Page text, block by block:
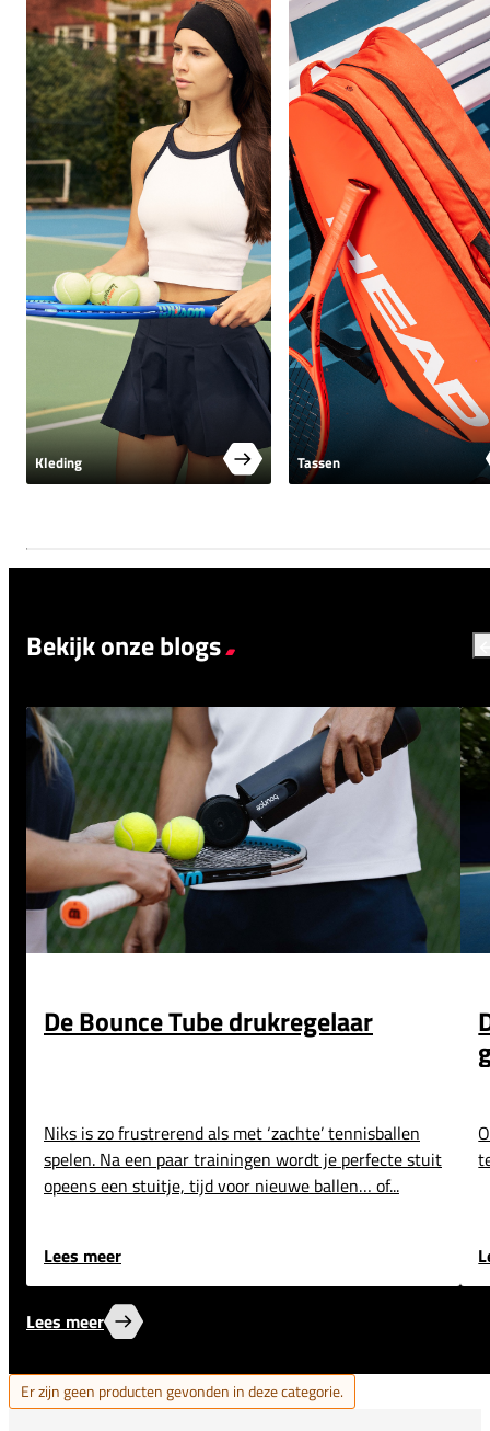
Kleding Tassen
Bekijk onze blogs
De Bounce Tube drukregelaar
Niks is zo frustrerend als met ‘zachte’ tennisballen
spelen. Na een paar trainingen wordt je perfecte stuit
opeens een stuitje, tijd voor nieuwe ballen… of...
Lees meer
Lees meer
Er zijn geen producten gevonden in deze categorie.